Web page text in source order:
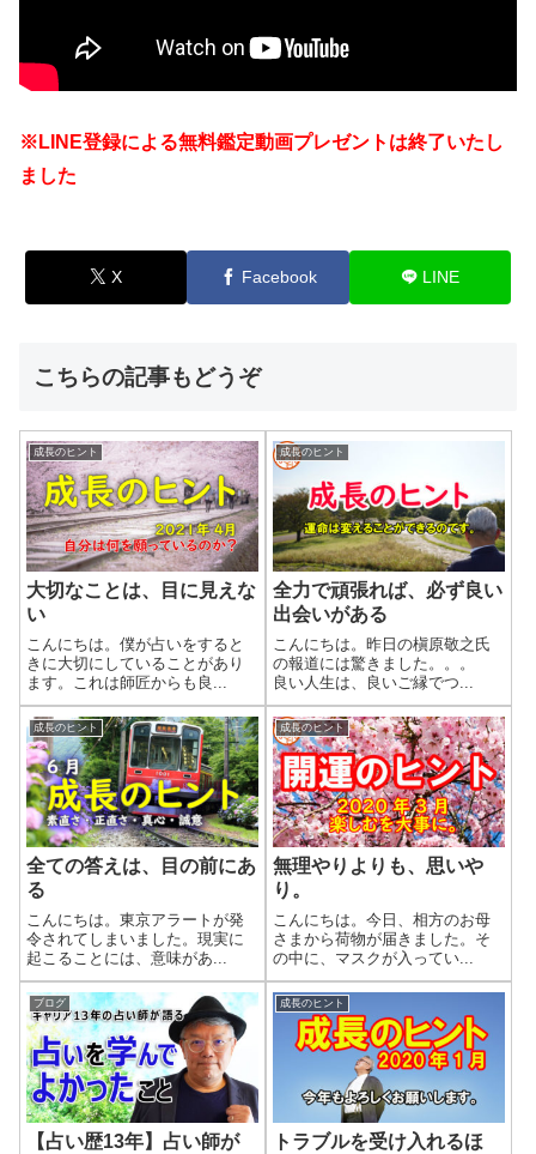
※LINE登録による無料鑑定動画プレゼントは終了いたし
ました
X Facebook LINE
こちらの記事もどうぞ
成長のヒント
大切なことは、目に見えな
い
こんにちは。僕が占いをすると
きに大切にしていることがあり
ます。これは師匠からも良...
成長のヒント
全力で頑張れば、必ず良い
出会いがある
こんにちは。昨日の槇原敬之氏
の報道には驚きました。。。
良い人生は、良いご縁でつ...
成長のヒント
全ての答えは、目の前にあ
る
こんにちは。東京アラートが発
令されてしまいました。現実に
起こることには、意味があ...
成長のヒント
無理やりよりも、思いや
り。
こんにちは。今日、相方のお母
さまから荷物が届きました。そ
の中に、マスクが入ってい...
ブログ
【占い歴13年】占い師が
成長のヒント
トラブルを受け入れるほ